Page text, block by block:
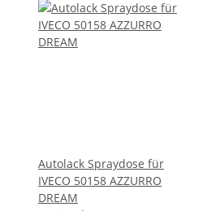
Autolack Spraydose für
IVECO 50158 AZZURRO
DREAM